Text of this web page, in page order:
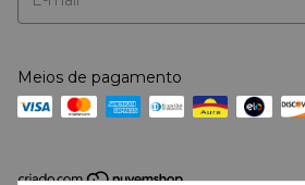
Meios de pagamento